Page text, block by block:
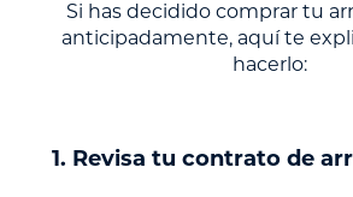
Si has decidido comprar tu
anticipadamente, aquí te
hacerlo:
1. Revisa tu contrato de